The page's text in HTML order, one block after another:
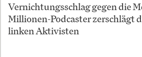
Vernichtungsschlag gegen die
Millionen-Podcaster zerschlägt
linken Aktivisten